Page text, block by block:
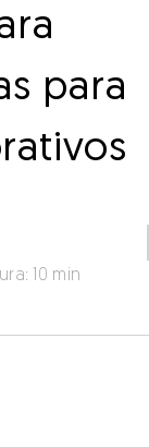
para
10 min